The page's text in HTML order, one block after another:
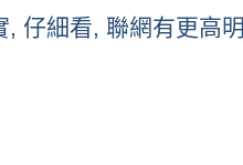
, 仔細看, 聯網有更高